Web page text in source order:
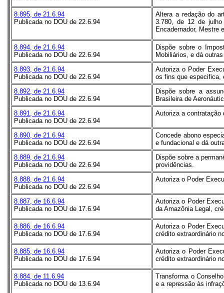
8.895, de 21.6.94
Publicada no DOU de 22.6.94
Altera a redação do
3.780, de 12 de
Encadernador, Mestre
8.894, de 21.6.94
Publicada no DOU de 22.6.94
Dispõe sobre o
Mobiliários, e dá
8.893, de 21.6.94
Publicada no DOU de 22.6.94
Autoriza o Poder
os fins que especifica,
8.892, de 21.6.94
Publicada no DOU de 22.6.94
Dispõe sobre a
Brasileira de
8.891, de 21.6.94
Publicada no DOU de 22.6.94
Autoriza a contratação
8.890, de 21.6.94
Publicada no DOU de 22.6.94
Concede abono
e fundacional e dá
8.889, de 21.6.94
Publicada no DOU de 22.6.94
Dispõe sobre a
providências.
8.888, de 21.6.94
Publicada no DOU de 22.6.94
Autoriza o Poder
8.887, de 16.6.94
Publicada no DOU de 17.6.94
Autoriza o Poder
da Amazônia Legal,
8.886, de 16.6.94
Publicada no DOU de 17.6.94
Autoriza o Poder
crédito extraordinário
8.885, de 16.6.94
Publicada no DOU de 17.6.94
Autoriza o Poder
crédito extraordinário
8.884, de 11.6.94
Publicada no DOU de 13.6.94
Transforma o
e a repressão às